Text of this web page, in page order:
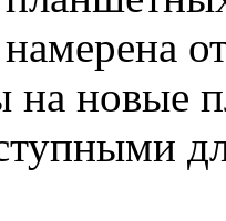
на новые